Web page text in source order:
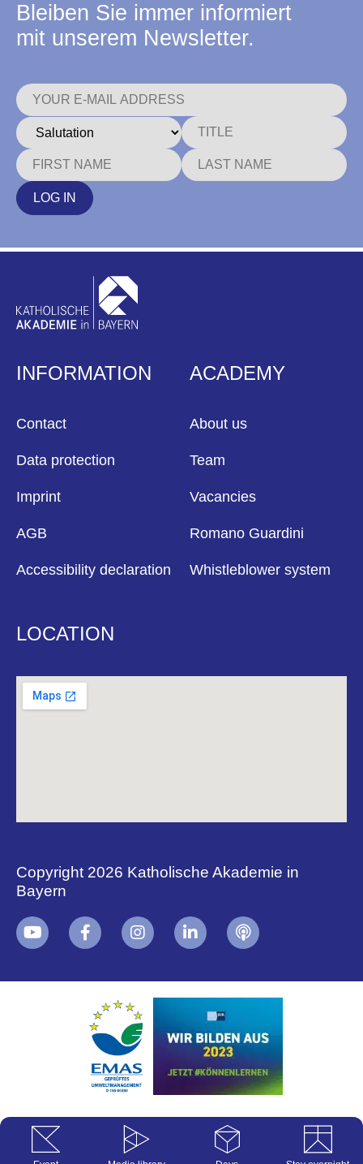
Bleiben Sie immer informiert
mit unserem Newsletter.
LOG IN
INFORMATION
Contact
Data protection
Imprint
AGB
Accessibility declaration
ACADEMY
About us
Team
Vacancies
Romano Guardini
Whistleblower system
LOCATION
Copyright 2026 Katholische Akademie in
Bayern